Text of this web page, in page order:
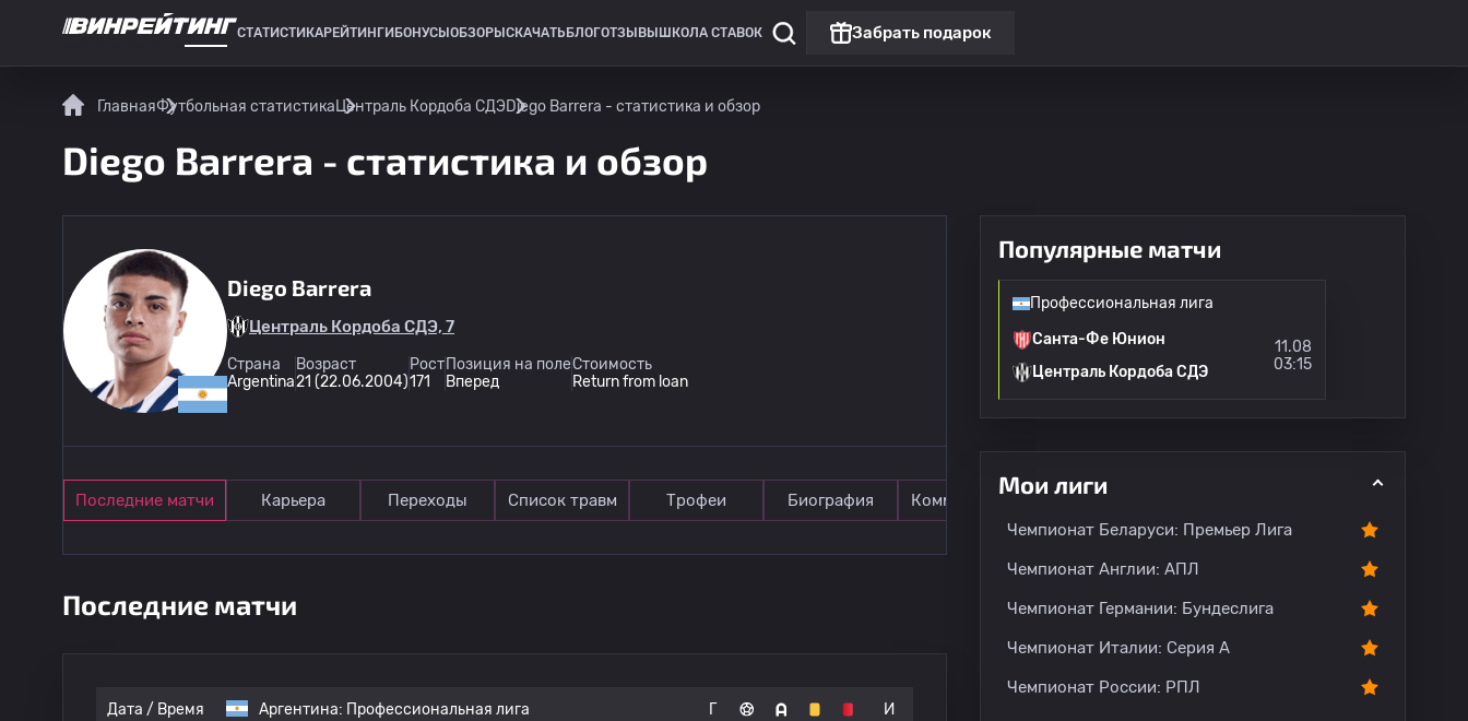
СТАТИСТИКАРЕЙТИНГИ БОНУСЫ ОБЗОРЫ СКАЧАТЬ БЛОГОТЗЫВЫ ШКОЛА СТАВОК Забрать подарок
ГлавнаяФутбольная статистикаЦентраль Кордоба СДЭDiego Barrera - статистика и обзор
Diego Barrera - статистика и обзор
Diego Barrera
Централь Кордоба СДЭ, 7
Страна
Argentina
Возраст
21 (22.06.2004)
Рост
171
Позиция на поле
Вперед
Стоимость
Return from loan
Последние матчи Карьера Переходы Список травм Трофеи Биография Комментарии
Последние матчи
Дата / Время Аргентина: Профессиональная лига Г И
Популярные матчи
Профессиональная лига
Санта-Фе Юнион
Централь Кордоба СДЭ
11.08
03:15
Мои лиги
Чемпионат Беларуси: Премьер Лига
Чемпионат Англии: АПЛ
Чемпионат Германии: Бундеслига
Чемпионат Италии: Серия А
Чемпионат России: РПЛ